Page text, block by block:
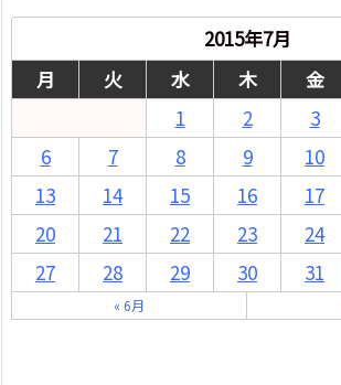
2015年7月
月
火 水 木 金
1
2 3
6
7 8 9 10
13
14 15 16 17
20
21 22 23 24
27
28 29 30 31
« 6月